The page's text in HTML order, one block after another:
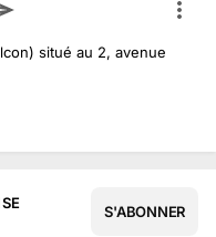
situé au 2, avenue
S'ABONNER